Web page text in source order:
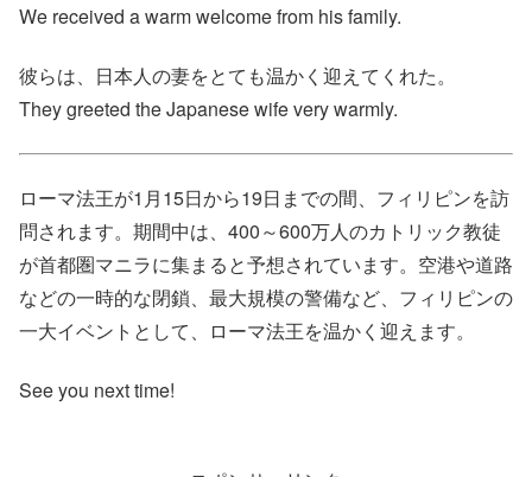
We received a warm welcome from his family.
彼らは、日本人の妻をとても温かく迎えてくれた。
They greeted the Japanese wife very warmly.
ローマ法王が1月15日から19日までの間、フィリピンを訪
問されます。期間中は、400～600万人のカトリック教徒
が首都圏マニラに集まると予想されています。空港や道路
などの一時的な閉鎖、最大規模の警備など、フィリピンの
一大イベントとして、ローマ法王を温かく迎えます。
See you next time!